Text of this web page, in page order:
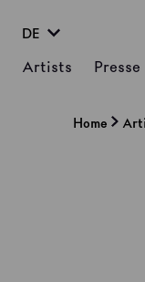
DE
Artists Presse
Home